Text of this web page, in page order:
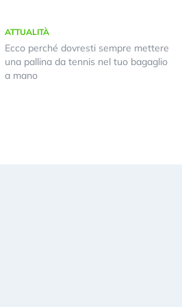
ATTUALITÀ
Ecco perché dovresti sempre mettere
una pallina da tennis nel tuo bagaglio
a mano